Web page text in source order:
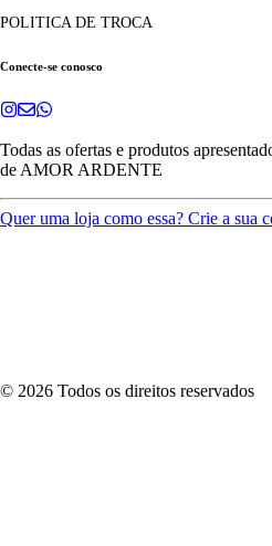
POLITICA DE TROCA
Conecte-se conosco
Todas as ofertas e produtos
de AMOR ARDENTE
Quer uma loja como essa? Crie a sua
© 2026 Todos os direitos reservados